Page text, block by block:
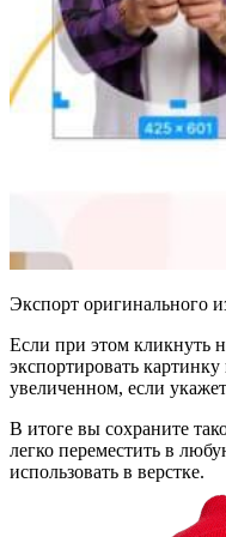
Экспорт оригинального
Если при этом кликнуть
экспортировать
увеличенном, если
В итоге вы сохраните
легко переместить в
использовать в верстке.